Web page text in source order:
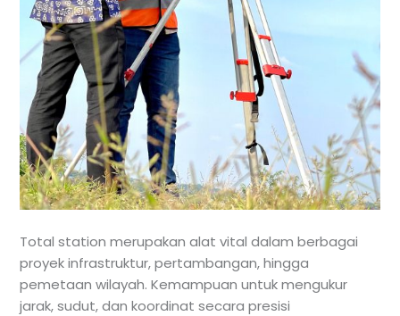
Total station merupakan alat vital dalam berbagai
proyek infrastruktur, pertambangan, hingga
pemetaan wilayah. Kemampuan untuk mengukur
jarak, sudut, dan koordinat secara presisi